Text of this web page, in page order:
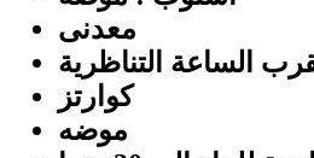
معدنی
الساعة التناظرية
كوارتز
موضه